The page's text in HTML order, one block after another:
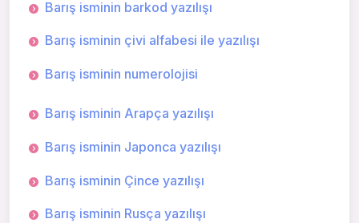
Barış isminin barkod yazılışı
Barış isminin çivi alfabesi ile yazılışı
Barış isminin numerolojisi
Barış isminin Arapça yazılışı
Barış isminin Japonca yazılışı
Barış isminin Çince yazılışı
Barış isminin Rusça yazılışı